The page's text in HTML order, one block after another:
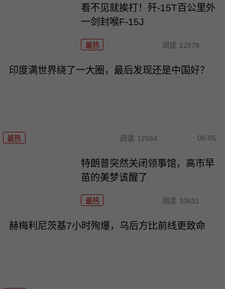
看不见就挨打！歼-15T百公里外
一剑封喉F-15J
最热 阅读 12878
印度满世界绕了一大圈，最后发现还是中国好？
最热 阅读 12584 08-05
特朗普突然关闭领事馆，高市早
苗的美梦该醒了
最热 阅读 10631
赫梅利尼茨基7小时殉爆，乌后方比前线更致命